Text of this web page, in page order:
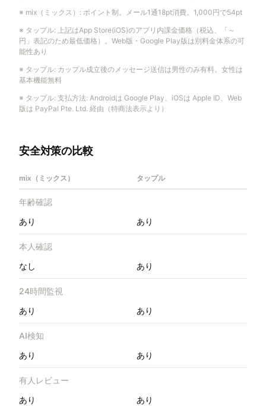
※ mix（ミックス） : ポイント制。メール1通18pt消費。1,000円で54pt
※ タップル: 上記はApp Store(iOS)のアプリ内課金価格（税込、「～
円」表記のため最低価格）。Web版・Google Play版は別料金体系の可
能性あり
※ タップル: カップル成立後のメッセージ送信は男性のみ有料。女性は
基本機能無料
※ タップル: 支払方法: Androidは Google Play、iOSは Apple ID、Web
版は PayPal Pte. Ltd. 経由（特商法表示より）
安全対策の比較
mix（ミックス） タップル
年齢確認
あり
あり
本人確認
なし
あり
24時間監視
あり
あり
AI検知
あり
あり
有人レビュー
あり
あり